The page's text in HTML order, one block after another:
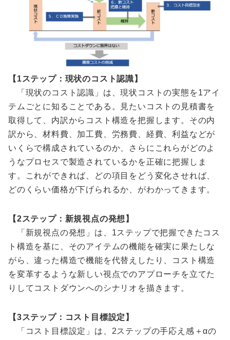
【1ステップ：現状のコスト認識】
「現状のコスト認識」は、現状コストの実態を1アイ
テムごとに知ることである。見たいコストの見積書を
取得して、内訳からコスト構造を把握します。その内
訳から、材料費、加工費、労務費、経費、利益などが
いくらで構成されているのか、さらにこれらがどのよ
うなプロセスで製造されているかを正確に把握しま
す。これができれば、どの項目をどう変化させれば、
どのくらい価格が下げられるか、がわかってきます。
【2ステップ：新規視点の発想】
「新規視点の発想」は、1ステップで把握できたコス
ト構造を基に、そのアイテムの機能を確実に果たしな
がら、違った構造で機能を代替えしたり、コスト構造
を変革するような新しい視点でのアプローチを立てた
りしてコストダウンへのシナリオを描きます。
【3ステップ：コスト目標設定】
「コスト目標設定」は、2ステップの手応え感＋αの